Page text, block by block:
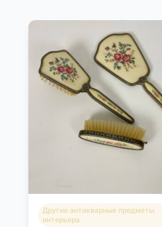
Другие антикварные предметы
интерьера